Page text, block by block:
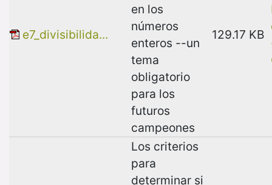
e7_divisibilida...
en los
números
enteros --un
tema
obligatorio
para los
futuros
campeones
129.17 KB
Los criterios
para
determinar si